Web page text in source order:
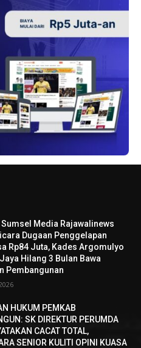
Media Rajawalinews
Dugaan Penggelapan
Rp84 Juta, Kades Argomulyo
Hilang 3 Bulan Bawa
Pembangunan
HUKUM PEMKAB
SK DIREKTUR PERUMDA
CACAT TOTAL,
SENIOR KULITI OPINI KUASA